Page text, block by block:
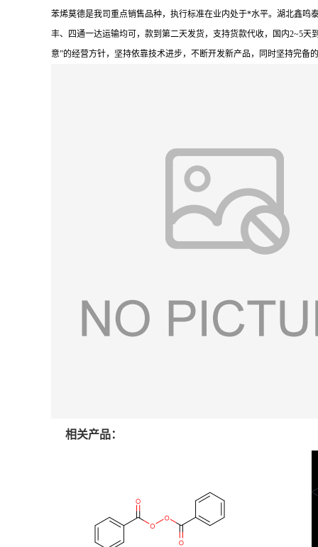
苯烯莫德是我司重点销售品种，执行标准在业内处于*水平。湖北鑫鸣
丰、四通一达运输均可，款到第二天发货，支持货款代收，国内2~5
意”的经营方针，坚持依靠技术进步，不断开发新产品，同时坚持完
相关产品：